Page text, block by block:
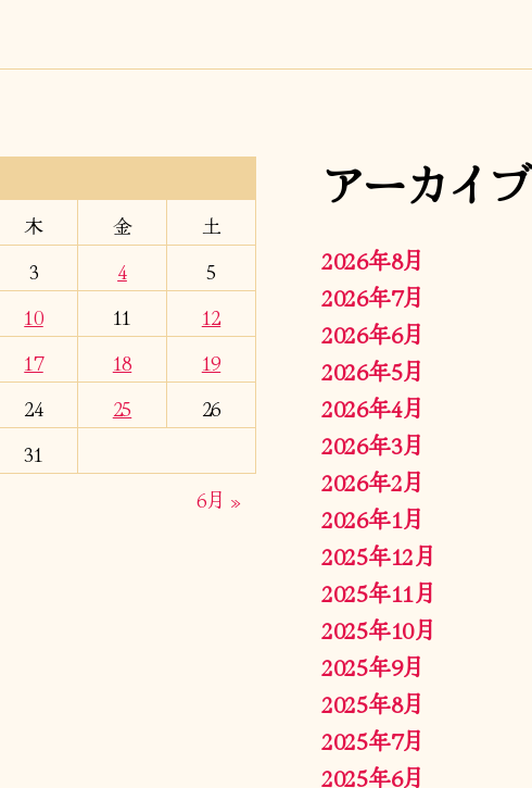
木 金
土
3 4
5
10 11
12
17 18
19
24 25
26
31
6月 »
アーカイブ
2026年8月
2026年7月
2026年6月
2026年5月
2026年4月
2026年3月
2026年2月
2026年1月
2025年12月
2025年11月
2025年10月
2025年9月
2025年8月
2025年7月
2025年6月